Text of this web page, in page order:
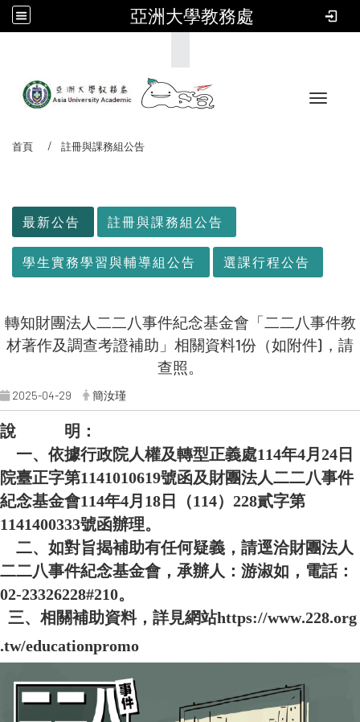
亞洲大學教務處
Toggle
首頁 註冊與課務組公告
最新公告 註冊與課務組公告
學生實務學習與輔導組公告 選課行程公告
轉知財團法人二二八事件紀念基金會「二二八事件教
材著作及調查考證補助」相關資料1份（如附件)，請
查照。
2025-04-29 簡汝瑾
說 明：
一、依據行政院人權及轉型正義處114年4月24日
院臺正字第1141010619號函及財團法人二二八事件
紀念基金會114年4月18日（114）228貳字第
1141400333號函辦理。
二、如對旨揭補助有任何疑義，請逕洽財團法人
二二八事件紀念基金會，承辦人：游淑如，電話：
02-23326228#210。
三、相關補助資料，詳見網站https://www.228.org
.tw/educationpromo